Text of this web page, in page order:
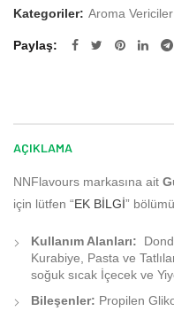
Kategoriler: Aroma Vericiler
Paylaş
AÇIKLAMA
NNFlavours markasına ait
için lütfen “EK BİLGİ”
Kullanım Alanları:
Kurabiye, Pasta ve
soğuk sıcak İçecek ve
Bileşenler: Propilen